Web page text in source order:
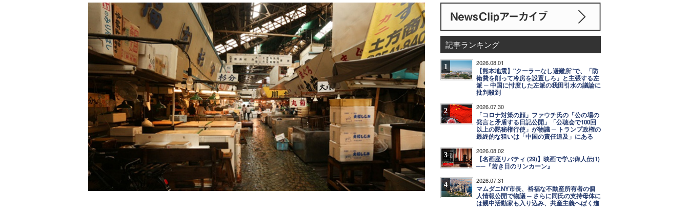
記事ランキング
1 2026.08.01
【熊本地震】"クーラーなし避難所"で、「防
衛費を削って冷房を設置しろ」と主張する左
派 ─ 中国に忖度した左派の我田引水の議論に
批判殺到
2 2026.07.30
「コロナ対策の顔」ファウチ氏の「公の場の
発言と矛盾する日記公開」「公聴会で100回
以上の黙秘権行使」が物議 ─ トランプ政権の
最終的な狙いは「中国の責任追及」にある
3 2026.08.02
【名画座リバティ (29)】映画で学ぶ偉人伝(1)
──『若き日のリンカーン』
4 2026.07.31
マムダニNY市長、裕福な不動産所有者の個
人情報公開で物議 ─ さらに同氏の支持母体に
は親中活動家も入り込み、共産主義へばく進